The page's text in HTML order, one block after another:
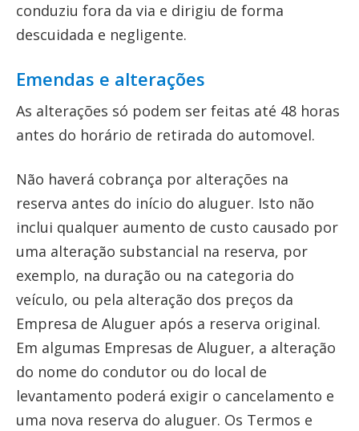
conduziu fora da via e dirigiu de forma
descuidada e negligente.
Emendas e alterações
As alterações só podem ser feitas até 48 horas
antes do horário de retirada do automovel.
Não haverá cobrança por alterações na
reserva antes do início do aluguer. Isto não
inclui qualquer aumento de custo causado por
uma alteração substancial na reserva, por
exemplo, na duração ou na categoria do
veículo, ou pela alteração dos preços da
Empresa de Aluguer após a reserva original.
Em algumas Empresas de Aluguer, a alteração
do nome do condutor ou do local de
levantamento poderá exigir o cancelamento e
uma nova reserva do aluguer. Os Termos e